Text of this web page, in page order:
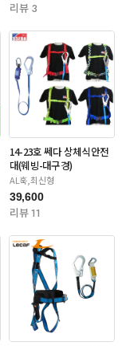
리뷰 3
14-23호 쎄다 상체식안전
대(웨빙-대구경)
AL훅,최신형
39,600
리뷰 11